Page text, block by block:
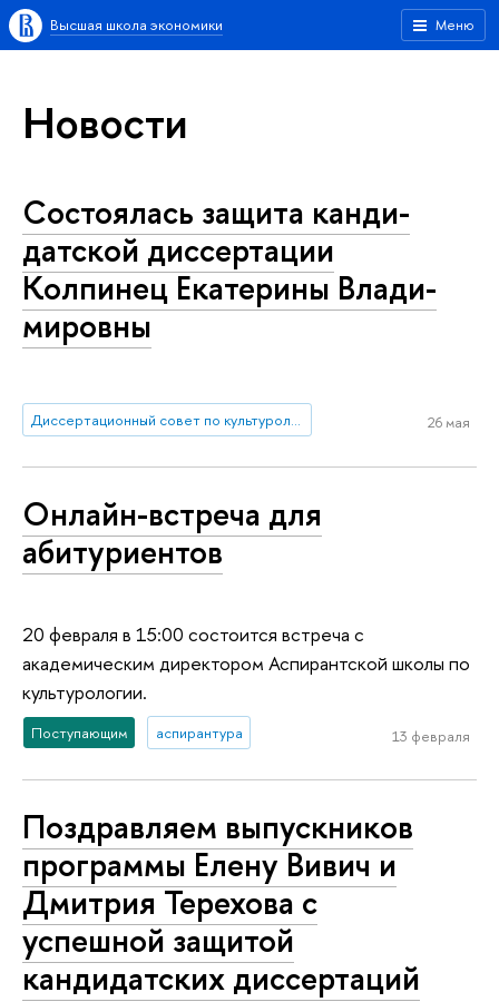
Меню
Высшая школа экономики
Новости
Состоялась защита кан­ди­
дат­ской диссертации
Колпинец Екатерины Вла­ди­
ми­ров­ны
Диссертационный совет по культурологии, искусству и дизайну 26 мая
Онлайн-встреча для
абитуриентов
20 февраля в 15:00 состоится встреча с
академическим директором Аспирантской школы по
культурологии.
Поступающим аспирантура 13 февраля
Поздравляем выпускников
программы Елену Вивич и
Дмитрия Терехова с
успешной защитой
кандидатских диссертаций